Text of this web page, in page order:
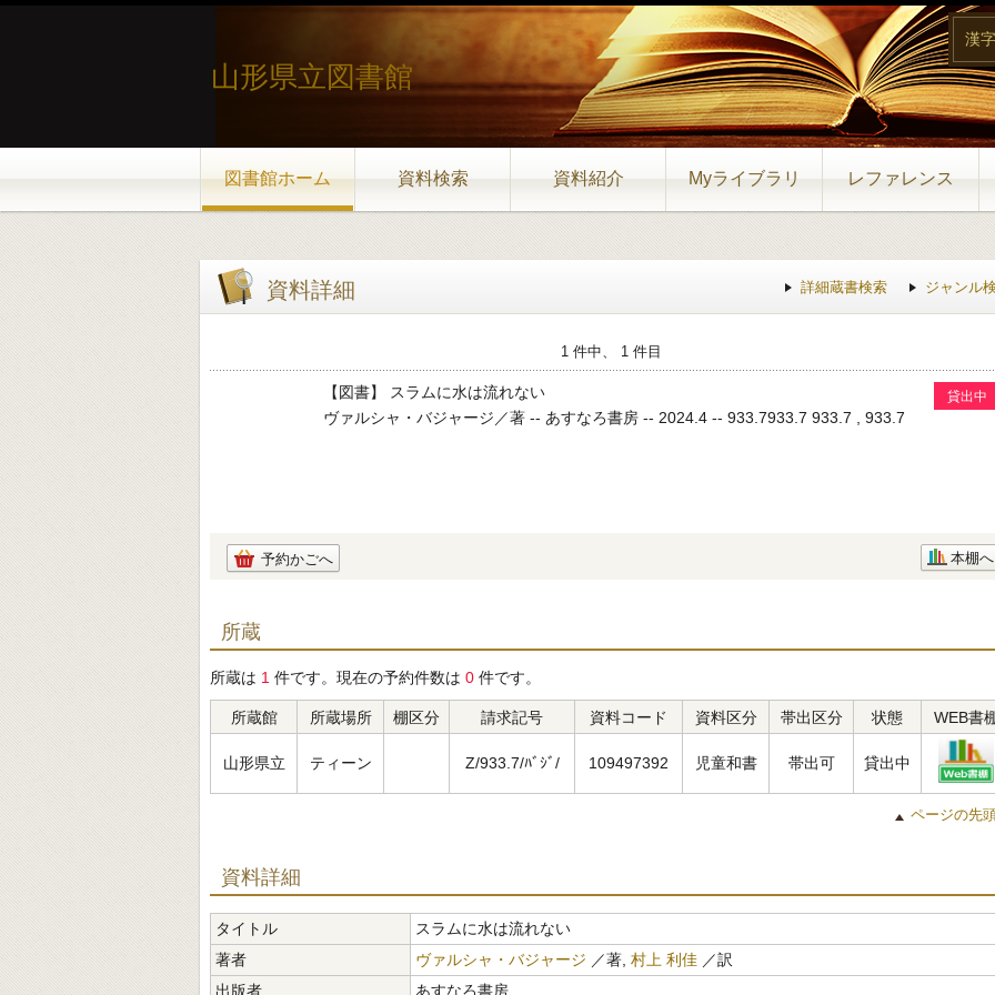
山形県立図書館
図書館ホーム 資料検索 資料紹介 Myライブラリ レファレンス
漢字
資料詳細 詳細蔵書検索 ジャンル
1 件中、 1 件目
【図書】 スラムに水は流れない 貸出中
ヴァルシャ・バジャージ／著 -- あすなろ書房 -- 2024.4 -- 933.7933.7 933.7 , 933.7
予約かごへ 本棚へ
所蔵
所蔵は 1 件です。現在の予約件数は 0 件です。
所蔵館 所蔵場所 棚区分 請求記号 資料コード 資料区分 帯出区分 状態 WEB書
山形県立 ティーン Z/933.7/ﾊﾞｼﾞ/ 109497392 児童和書 帯出可 貸出中
ページの先
資料詳細
タイトル
スラムに水は流れない
著者
ヴァルシャ・バジャージ ／著, 村上 利佳 ／訳
出版者
あすなろ書房